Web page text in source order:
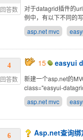
回答数
对于datagrid插件的
例中，有以下不同的
asp.net mvc
4
回答数
15 easyui
新建一个asp.net的
class="easyui-
asp.net mvc
6 Asp.net查询绑